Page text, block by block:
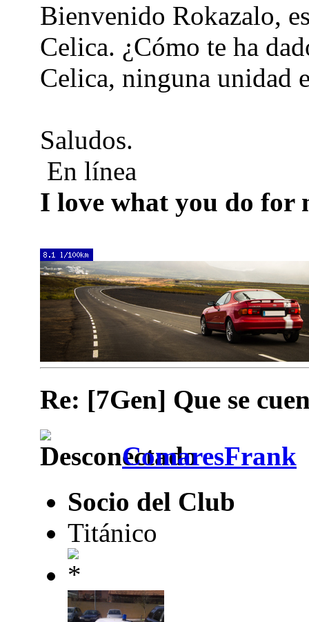
Bienvenido Rokazalo,
Celica. ¿Cómo te ha
Celica, ninguna unidad
Saludos.
En línea
I love what you do for
Re: [7Gen] Que se
ComaresFrank
Socio del Club
Titánico